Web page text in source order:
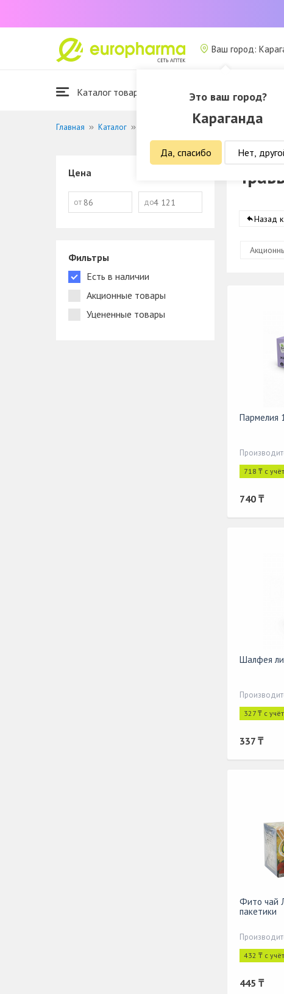
Ваш город:
Это ваш город?
Караганда
Да, спасибо Нет,
Каталог товаров
Главная Каталог Травы и фиточаи
Цена
от до
Фильтры
Есть в наличии
Акционные товары
Уцененные товары
Назад
Пармелия
718 ₸ с
740 ₸
Шалфея
327 ₸ с
337 ₸
Фито чай
пакетики
432 ₸ с
445 ₸